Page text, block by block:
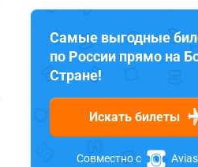
Самые выгодные
по России прямо на
Стране!
Искать билеты
Совместно с